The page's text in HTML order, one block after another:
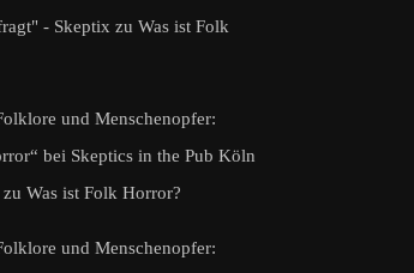
- Skeptix zu Was ist Folk
und Menschenopfer:
bei Skeptics in the Pub Köln
zu Was ist Folk Horror?
und Menschenopfer: